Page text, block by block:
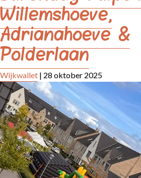
Willemshoeve,
Adrianahoeve &
Polderlaan
Wijkwallet | 28 oktober 2025